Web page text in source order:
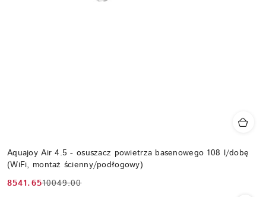
Aquajoy Air 4.5 - osuszacz powietrza basenowego 108 l/dobę
(WiFi, montaż ścienny/podłogowy)
Cena
8541.65
Cena
10049.00